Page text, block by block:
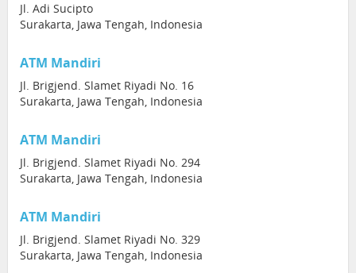
Jl. Adi Sucipto
Surakarta, Jawa Tengah, Indonesia
ATM Mandiri
Jl. Brigjend. Slamet Riyadi No. 16
Surakarta, Jawa Tengah, Indonesia
ATM Mandiri
Jl. Brigjend. Slamet Riyadi No. 294
Surakarta, Jawa Tengah, Indonesia
ATM Mandiri
Jl. Brigjend. Slamet Riyadi No. 329
Surakarta, Jawa Tengah, Indonesia